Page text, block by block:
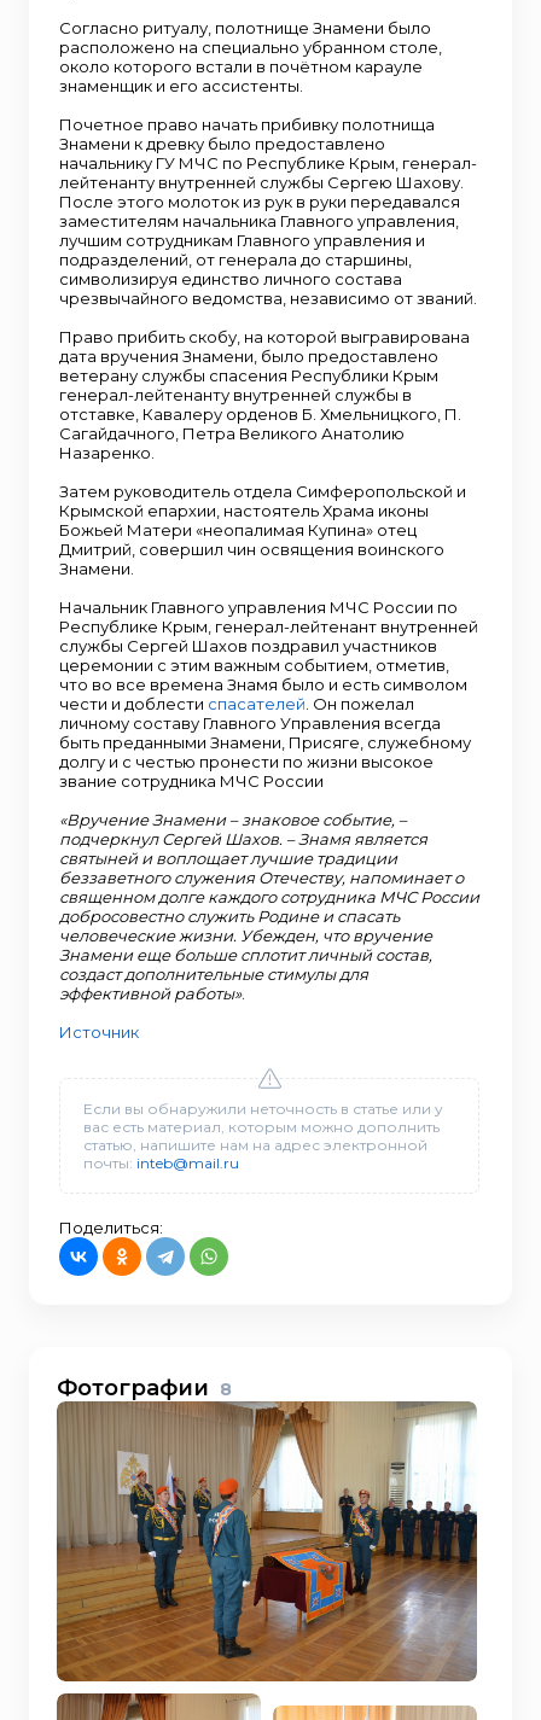
Согласно ритуалу, полотнище Знамени было
расположено на специально убранном столе,
около которого встали в почётном карауле
знаменщик и его ассистенты.
Почетное право начать прибивку полотнища
Знамени к древку было предоставлено
начальнику ГУ МЧС по Республике Крым, генерал-
лейтенанту внутренней службы Сергею Шахову.
После этого молоток из рук в руки передавался
заместителям начальника Главного управления,
лучшим сотрудникам Главного управления и
подразделений, от генерала до старшины,
символизируя единство личного состава
чрезвычайного ведомства, независимо от званий.
Право прибить скобу, на которой выгравирована
дата вручения Знамени, было предоставлено
ветерану службы спасения Республики Крым
генерал-лейтенанту внутренней службы в
отставке, Кавалеру орденов Б. Хмельницкого, П.
Сагайдачного, Петра Великого Анатолию
Назаренко.
Затем руководитель отдела Симферопольской и
Крымской епархии, настоятель Храма иконы
Божьей Матери «неопалимая Купина» отец
Дмитрий, совершил чин освящения воинского
Знамени.
Начальник Главного управления МЧС России по
Республике Крым, генерал-лейтенант внутренней
службы Сергей Шахов поздравил участников
церемонии с этим важным событием, отметив,
что во все времена Знамя было и есть символом
чести и доблести спасателей . Он пожелал
личному составу Главного Управления всегда
быть преданными Знамени, Присяге, служебному
долгу и с честью пронести по жизни высокое
звание сотрудника МЧС России
«Вручение Знамени – знаковое событие, –
подчеркнул Сергей Шахов. – Знамя является
святыней и воплощает лучшие традиции
беззаветного служения Отечеству, напоминает о
священном долге каждого сотрудника МЧС России
добросовестно служить Родине и спасать
человеческие жизни. Убежден, что вручение
Знамени еще больше сплотит личный состав,
создаст дополнительные стимулы для
эффективной работы».
Источник
Если вы обнаружили неточность в статье или у
вас есть материал, которым можно дополнить
статью, напишите нам на адрес электронной
почты: inteb@mail.ru
Поделиться:
Фотографии 8